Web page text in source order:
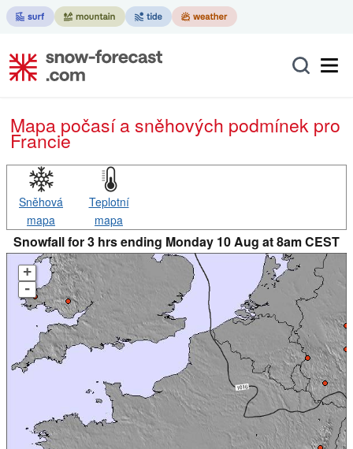
Mapa počasí a sněhových podmínek pro
Francie
Sněhová
mapa
Teplotní
mapa
Snowfall for 3 hrs ending Monday 10 Aug at 8am CEST
+
-